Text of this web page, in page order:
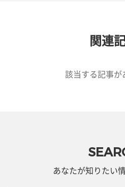
関連
該当する記事が
あなたが知りたい